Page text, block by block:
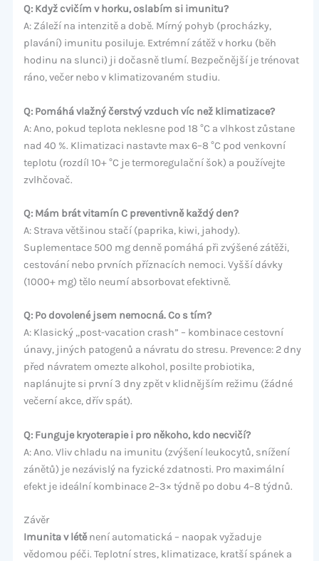
Q: Když cvičím v horku, oslabím si imunitu?
A: Záleží na intenzitě a době. Mírný pohyb (procházky,
plavání) imunitu posiluje. Extrémní zátěž v horku (běh
hodinu na slunci) ji dočasně tlumí. Bezpečnější je trénovat
ráno, večer nebo v klimatizovaném studiu.
Q: Pomáhá vlažný čerstvý vzduch víc než klimatizace?
A: Ano, pokud teplota neklesne pod 18 °C a vlhkost zůstane
nad 40 %. Klimatizaci nastavte max 6–8 °C pod venkovní
teplotu (rozdíl 10+ °C je termoregulační šok) a používejte
zvlhčovač.
Q: Mám brát vitamín C preventivně každý den?
A: Strava většinou stačí (paprika, kiwi, jahody).
Suplementace 500 mg denně pomáhá při zvýšené zátěži,
cestování nebo prvních příznacích nemoci. Vyšší dávky
(1000+ mg) tělo neumí absorbovat efektivně.
Q: Po dovolené jsem nemocná. Co s tím?
A: Klasický „post-vacation crash” – kombinace cestovní
únavy, jiných patogenů a návratu do stresu. Prevence: 2 dny
před návratem omezte alkohol, posilte probiotika,
naplánujte si první 3 dny zpět v klidnějším režimu (žádné
večerní akce, dřív spát).
Q: Funguje kryoterapie i pro někoho, kdo necvičí?
A: Ano. Vliv chladu na imunitu (zvýšení leukocytů, snížení
zánětů) je nezávislý na fyzické zdatnosti. Pro maximální
efekt je ideální kombinace 2–3× týdně po dobu 4–8 týdnů.
Závěr
Imunita v létěnení automatická – naopak vyžaduje
vědomou péči. Teplotní stres, klimatizace, kratší spánek a